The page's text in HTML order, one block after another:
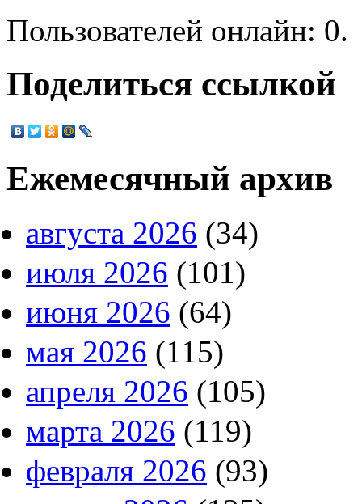
Пользователей онлайн: 0.
Поделиться ссылкой
Ежемесячный архив
августа 2026 (34)
июля 2026 (101)
июня 2026 (64)
мая 2026 (115)
апреля 2026 (105)
марта 2026 (119)
февраля 2026 (93)